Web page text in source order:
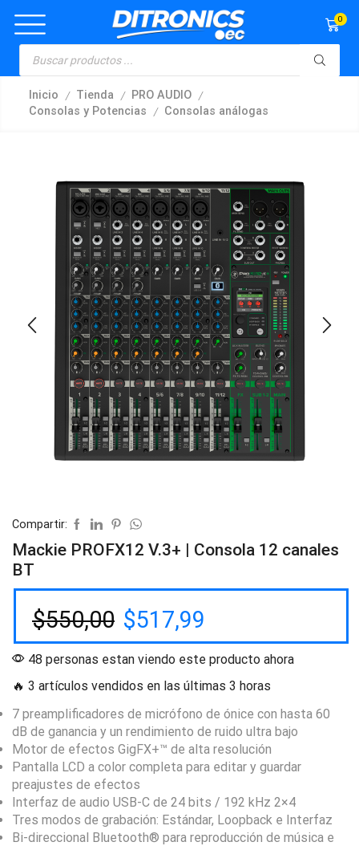
0
Inicio / Tienda / PRO AUDIO /
Consolas y Potencias / Consolas análogas
Compartir:
Mackie PROFX12 V.3+ | Consola 12 canales
BT
$550,00 $517,99
48 personas estan viendo este producto ahora
🔥 3 artículos vendidos en las últimas 3 horas
7 preamplificadores de micrófono de ónice con hasta 60
dB de ganancia y un rendimiento de ruido ultra bajo
Motor de efectos GigFX+™ de alta resolución
Pantalla LCD a color completa para editar y guardar
preajustes de efectos
Interfaz de audio USB-C de 24 bits / 192 kHz 2×4
Tres modos de grabación: Estándar, Loopback e Interfaz
Bi-direccional Bluetooth® para reproducción de música e